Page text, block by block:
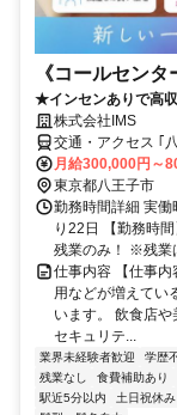
《コールセンタ
★インセンありで高
株式会社IMS
交通・アクセス ｢
月給300,000円～
東京都八王子市
勤務時間詳細 実
り22日 【勤務時
残業のみ！ ※残業
仕事内容 【仕事内
用などが増えてい
います。 飲食店や
セキュリテ...
業界未経験者歓迎 学歴
残業なし
食費補助あり
駅近5分以内
土日祝休み